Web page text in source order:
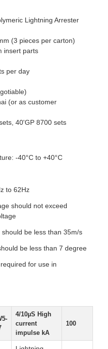
Lightning Arrester
(3 pieces per carton)
insert parts
per day
(or as customer
40'GP 8700 sets
-40°C to +40°C
to 62Hz
should not exceed
be less than 35m/s
be less than 7 degree
for use in
4/10µS High
current
impulse kA
100